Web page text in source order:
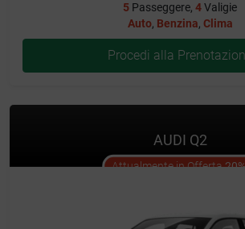
5 Passeggere, 4Valigie
Auto, Benzina, Clima
Procedi alla
AUDI Q2
Attualmente in Offerta20%